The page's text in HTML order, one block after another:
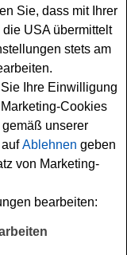
für zwei Personen
im Maison. Mit
Reise
kostenlos
Newsletter
Auf jeden Fall
Viel Erfolg!
Sie, dass mit Ihrer
USA übermittelt
stets am
Ihre Einwilligung
Cookies
unserer
Ablehnen geben
von Marketing-
bearbeiten: